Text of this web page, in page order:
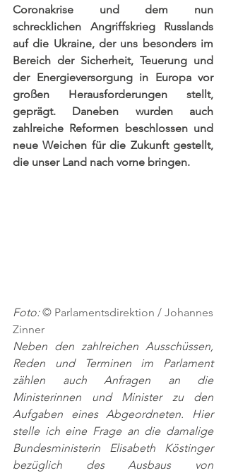
Coronakrise und dem nun
schrecklichen Angriffskrieg Russlands
auf die Ukraine, der uns besonders im
Bereich der Sicherheit, Teuerung und
der Energieversorgung in Europa vor
großen Herausforderungen stellt,
geprägt. Daneben wurden auch
zahlreiche Reformen beschlossen und
neue Weichen für die Zukunft gestellt,
die unser Land nach vorne bringen.
Foto: © Parlamentsdirektion / Johannes
Zinner
Neben den zahlreichen Ausschüssen,
Reden und Terminen im Parlament
zählen auch Anfragen an die
Ministerinnen und Minister zu den
Aufgaben eines Abgeordneten. Hier
stelle ich eine Frage an die damalige
Bundesministerin Elisabeth Köstinger
bezüglich des Ausbaus von